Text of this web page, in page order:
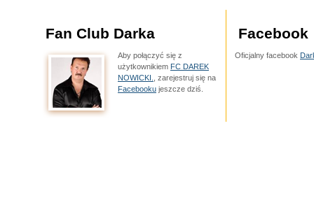
Fan Club Darka
Aby połączyć się z
użytkownikiem FC DAREK
NOWICKI.
, zarejestruj się na
Facebooku jeszcze dziś.
Facebook
Oficjalny facebook